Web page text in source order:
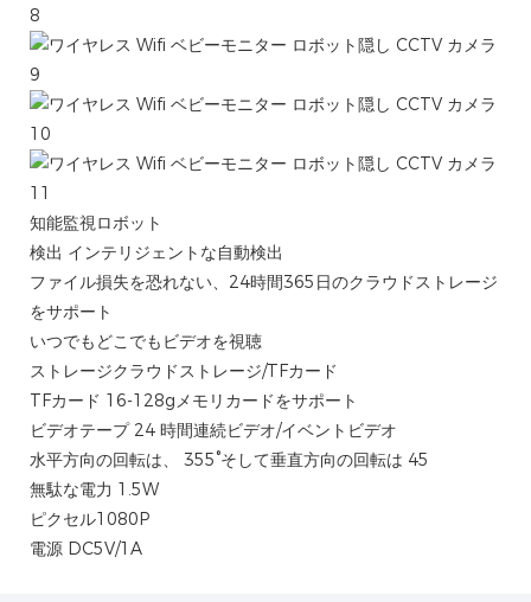
知能監視ロボット
検出 インテリジェントな自動検出
ファイル損失を恐れない、24時間365日のクラウドストレージ
をサポート
いつでもどこでもビデオを視聴
ストレージクラウドストレージ/TFカード
TFカード 16-128gメモリカードをサポート
ビデオテープ 24 時間連続ビデオ/イベントビデオ
水平方向の回転は、 355°そして垂直方向の回転は 45
無駄な電力 1.5W
ピクセル1080P
電源 DC5V/1A